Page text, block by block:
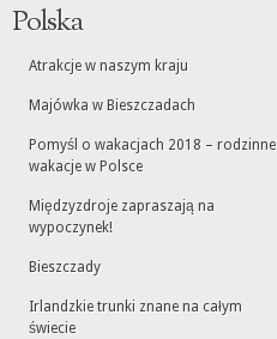
Polska
Atrakcje w naszym kraju
Majówka w Bieszczadach
Pomyśl o wakacjach 2018 – rodzinne
wakacje w Polsce
Międzyzdroje zapraszają na
wypoczynek!
Bieszczady
Irlandzkie trunki znane na całym
świecie